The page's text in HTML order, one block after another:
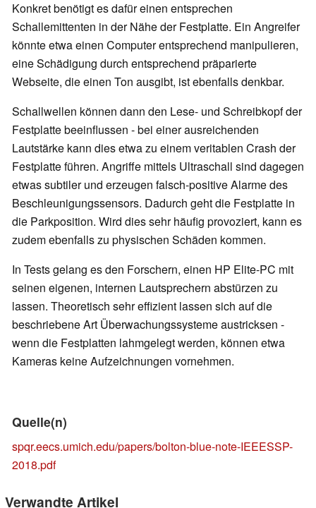
Konkret benötigt es dafür einen entsprechen
Schallemittenten in der Nähe der Festplatte. Ein Angreifer
könnte etwa einen Computer entsprechend manipulieren,
eine Schädigung durch entsprechend präparierte
Webseite, die einen Ton ausgibt, ist ebenfalls denkbar.
Schallwellen können dann den Lese- und Schreibkopf der
Festplatte beeinflussen - bei einer ausreichenden
Lautstärke kann dies etwa zu einem veritablen Crash der
Festplatte führen. Angriffe mittels Ultraschall sind dagegen
etwas subtiler und erzeugen falsch-positive Alarme des
Beschleunigungssensors. Dadurch geht die Festplatte in
die Parkposition. Wird dies sehr häufig provoziert, kann es
zudem ebenfalls zu physischen Schäden kommen.
In Tests gelang es den Forschern, einen HP Elite-PC mit
seinen eigenen, internen Lautsprechern abstürzen zu
lassen. Theoretisch sehr effizient lassen sich auf die
beschriebene Art Überwachungssysteme austricksen -
wenn die Festplatten lahmgelegt werden, können etwa
Kameras keine Aufzeichnungen vornehmen.
Quelle(n)
spqr.eecs.umich.edu/papers/bolton-blue-note-IEEESSP-
2018.pdf
Verwandte Artikel